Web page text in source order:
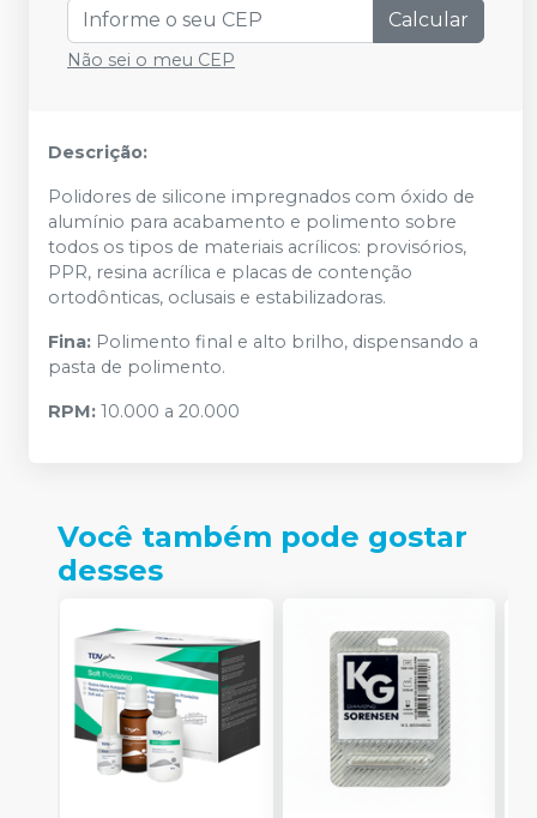
Calcular
Não sei o meu CEP
Descrição:
Polidores de silicone impregnados com óxido de
alumínio para acabamento e polimento sobre
todos os tipos de materiais acrílicos: provisórios,
PPR, resina acrílica e placas de contenção
ortodônticas, oclusais e estabilizadoras.
Fina: Polimento final e alto brilho, dispensando a
pasta de polimento.
RPM: 10.000 a 20.000
Você também pode gostar
desses